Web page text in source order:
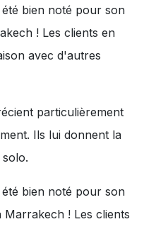
été bien noté pour son
! Les clients en
avec d'autres
particulièrement
Ils lui donnent la
été bien noté pour son
! Les clients